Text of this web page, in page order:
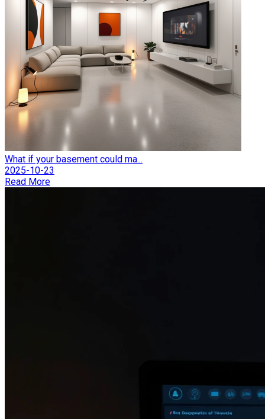
What if your basement could ma...
2025-10-23
Read More